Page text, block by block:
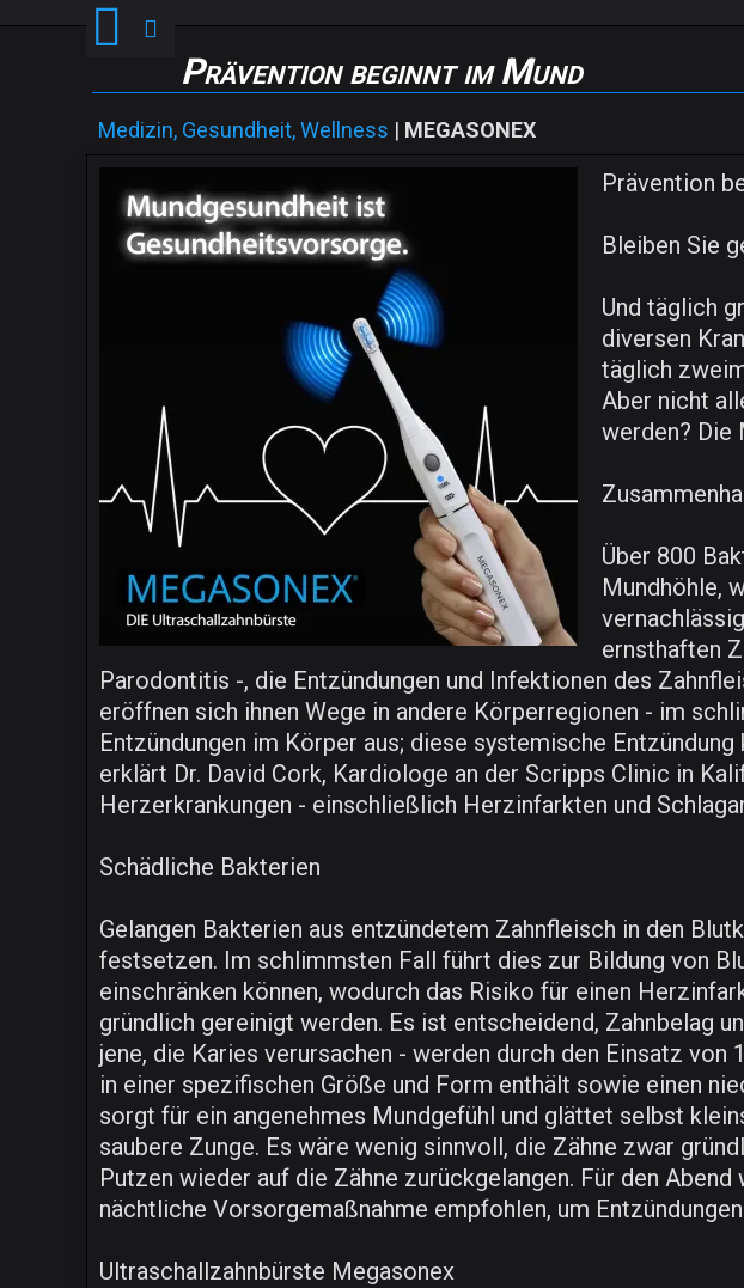
Prävention beginnt im Mund
Medizin, Gesundheit, Wellness | MEGASONEX
Prävention
Bleiben Sie
Und täglich
diversen
täglich
Aber nicht
werden? Die
Über 800
Mundhöhle,
ernsthaften
Parodontitis -, die Entzündungen und Infektionen des
eröffnen sich ihnen Wege in andere Körperregionen - im
Entzündungen im Körper aus; diese systemische
erklärt Dr. David Cork, Kardiologe an der Scripps Clinic in
Herzerkrankungen - einschließlich Herzinfarkten und
Schädliche Bakterien
Gelangen Bakterien aus entzündetem Zahnfleisch in den
festsetzen. Im schlimmsten Fall führt dies zur Bildung von
einschränken können, wodurch das Risiko für einen
gründlich gereinigt werden. Es ist entscheidend, Zahnbelag
jene, die Karies verursachen - werden durch den Einsatz
in einer spezifischen Größe und Form enthält sowie einen
sorgt für ein angenehmes Mundgefühl und glättet selbst
saubere Zunge. Es wäre wenig sinnvoll, die Zähne zwar
Putzen wieder auf die Zähne zurückgelangen. Für den
nächtliche Vorsorgemaßnahme empfohlen, um
Ultraschallzahnbürste Megasonex